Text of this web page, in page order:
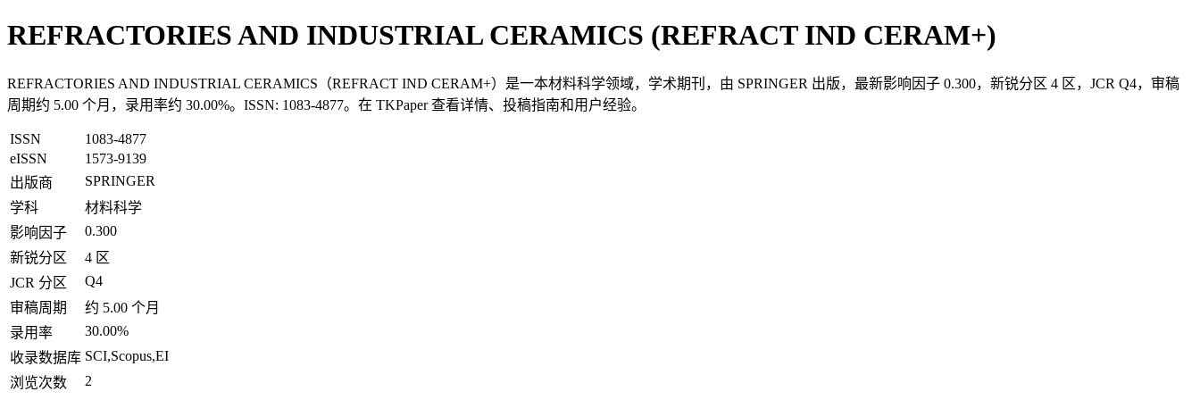
REFRACTORIES AND INDUSTRIAL CERAMICS (REFRACT IND CERAM+)
REFRACTORIES AND INDUSTRIAL CERAMICS（REFRACT IND CERAM+）是一本材料科学领域，学术期刊，由 SPRINGER 出版，最新影响因子 0.300，新锐分区 4 区，JCR Q4，审稿
周期约 5.00 个月，录用率约 30.00%。ISSN: 1083-4877。在 TKPaper 查看详情、投稿指南和用户经验。
ISSN
1083-4877
eISSN
1573-9139
出版商
SPRINGER
学科
材料科学
影响因子
0.300
新锐分区
4 区
JCR 分区
Q4
审稿周期
约 5.00 个月
录用率
30.00%
收录数据库 SCI,Scopus,EI
浏览次数
2